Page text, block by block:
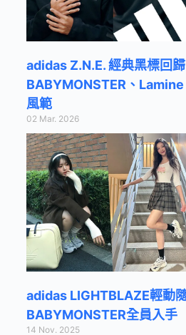
adidas Z.N.E. 經典黑標回歸
BABYMONSTER、
風範
02 Mar. 2026
adidas LIGHTBLAZE輕動
BABYMONSTER全員入手
14 Nov. 2025